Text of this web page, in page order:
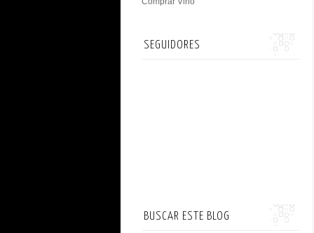
SEGUIDORES
BUSCAR ESTE BLOG